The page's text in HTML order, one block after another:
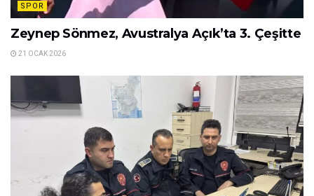
SPOR
Zeynep Sönmez, Avustralya Açık’ta 3. Çeşitte
21 OCAK 2026